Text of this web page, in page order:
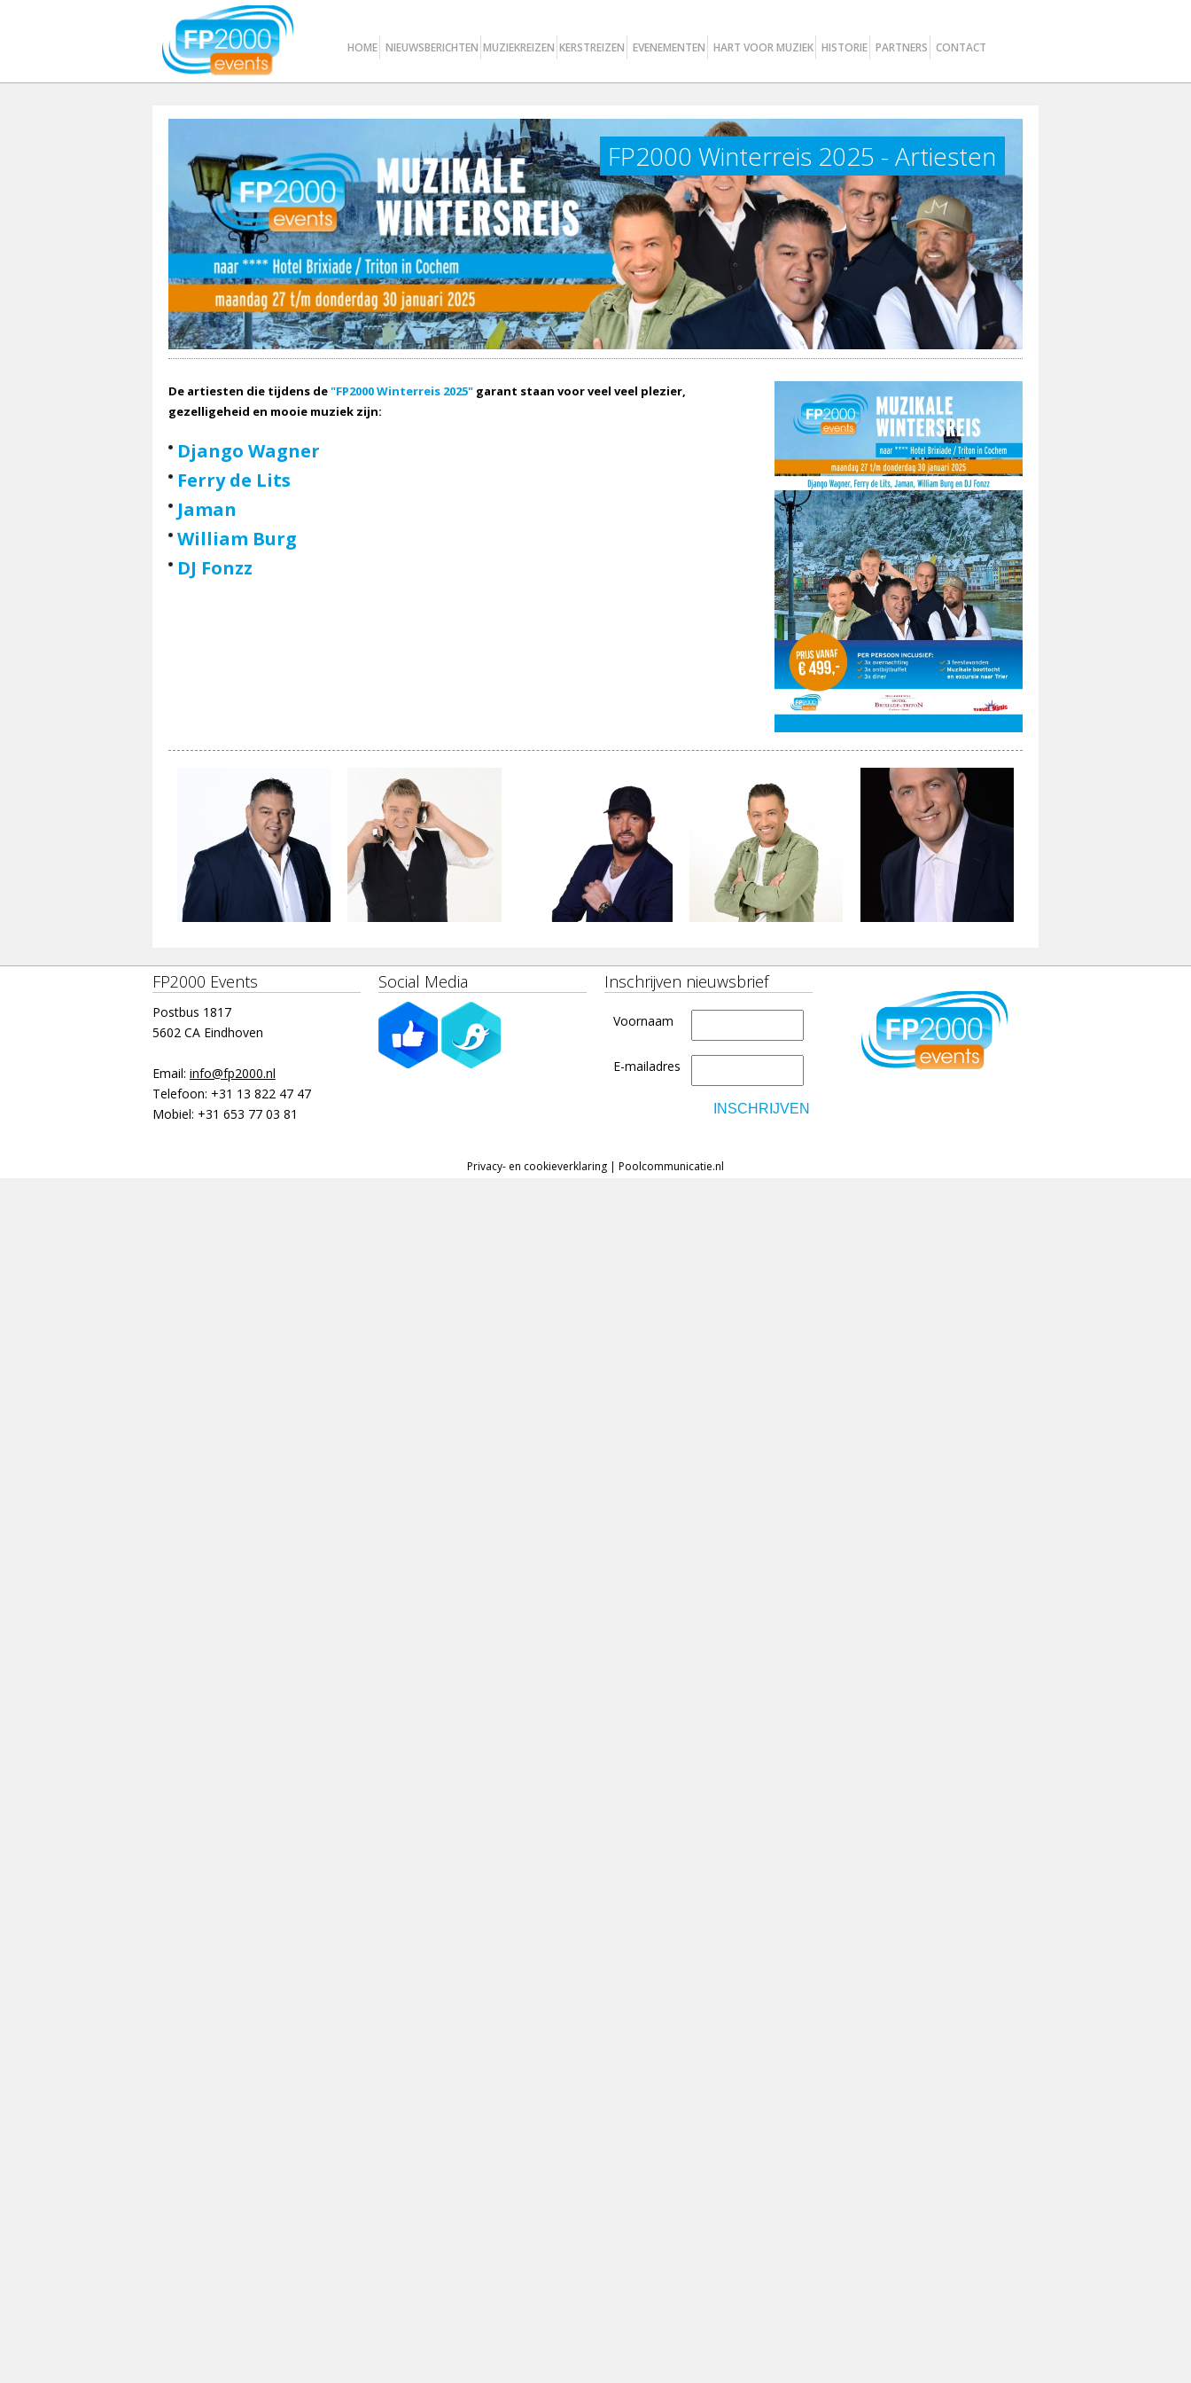
HOME NIEUWSBERICHTEN MUZIEKREIZEN KERSTREIZEN EVENEMENTEN HART VOOR MUZIEK HISTORIE PARTNERS CONTACT
FP2000 Winterreis 2025 - Artiesten
De artiesten die tijdens de"FP2000 Winterreis 2025" garant staan voor veel veel plezier,
gezelligeheid en mooie muziek zijn:
Django Wagner
Ferry de Lits
Jaman
William Burg
DJ Fonzz
FP2000 Events
Postbus 1817
5602 CA Eindhoven
Email: info@fp2000.nl
Telefoon: +31 13 822 47 47
Mobiel: +31 653 77 03 81
Social Media Inschrijven nieuwsbrief
Voornaam
E-mailadres
Privacy- en cookieverklaring | Poolcommunicatie.nl